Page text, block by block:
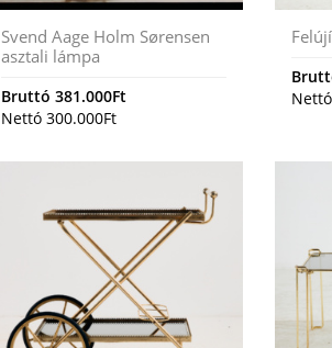
Svend Aage Holm Sørensen
asztali lámpa
Bruttó 381.000Ft
Nettó 300.000Ft